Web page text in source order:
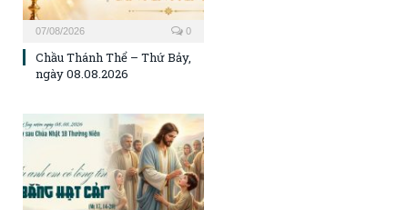
07/08/2026 0
Chầu Thánh Thể – Thứ Bảy,
ngày 08.08.2026